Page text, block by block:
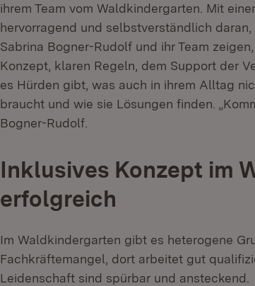
ihrem Team vom Waldkindergarten. Mit
hervorragend und selbstverständlich daran,
Sabrina Bogner-Rudolf und ihr Team
Konzept, klaren Regeln, dem Support der
es Hürden gibt, was auch in ihrem Alltag
braucht und wie sie Lösungen finden.
Bogner-Rudolf.
Inklusives Konzept im
erfolgreich
Im Waldkindergarten gibt es heterogene
Fachkräftemangel, dort arbeitet gut
Leidenschaft sind spürbar und ansteckend.